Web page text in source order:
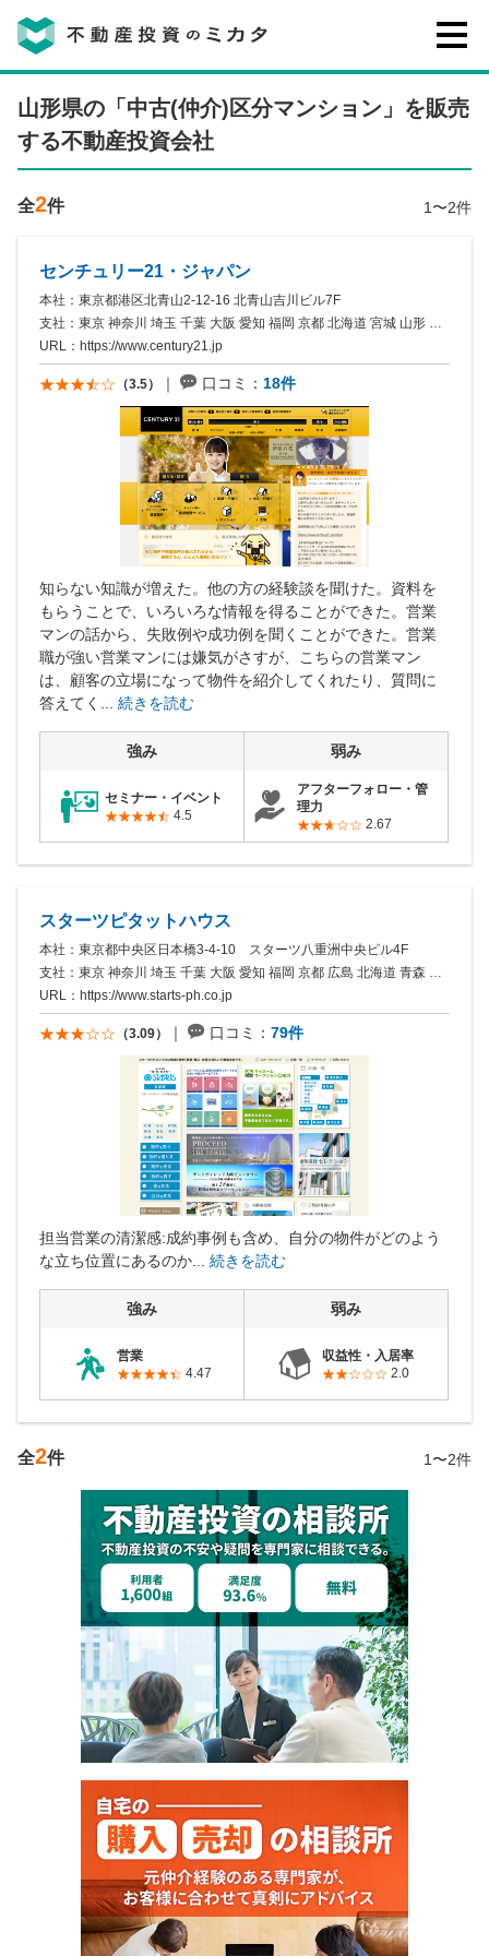
不動産投資のミカタとは
講座・セミナー
お客様の声
ご質問・ご予約 0120-146-460
営業時間：10:00〜19:00(土日祝も営業中) 定休日：水
電話する
山形県の「中古(仲介)区分マンション」を販売
する不動産投資会社
全2件 1〜2件
センチュリー21・ジャパン
本社：東京都港区北青山2-12-16 北青山吉川ビル7F
支社：東京 神奈川 埼玉 千葉 大阪 愛知 福岡 京都 北海道 宮城 山形 静岡 滋賀 兵庫 奈良 和歌山 熊本 宮崎
URL： https://www.century21.jp
（3.5） 口コミ： 18件
知らない知識が増えた。他の方の経験談を聞けた。資料を
もらうことで、いろいろな情報を得ることができた。営業
マンの話から、失敗例や成功例を聞くことができた。営業
職が強い営業マンには嫌気がさすが、こちらの営業マン
は、顧客の立場になって物件を紹介してくれたり、質問に
答えてく... 続きを読む
強み
セミナー・イベント
4.5
弱み
アフターフォロー・管
理力
2.67
スターツピタットハウス
本社：東京都中央区日本橋3-4-10 スターツ八重洲中央ビル4F
支社：東京 神奈川 埼玉 千葉 大阪 愛知 福岡 京都 広島 北海道 青森 岩手 宮城 秋田 山形 福島 茨城 栃木 群馬 ...
URL： https://www.starts-ph.co.jp
（3.09） 口コミ： 79件
担当営業の清潔感:成約事例も含め、自分の物件がどのよう
な立ち位置にあるのか... 続きを読む
強み
営業
4.47
弱み
収益性・入居率
2.0
全2件 1〜2件